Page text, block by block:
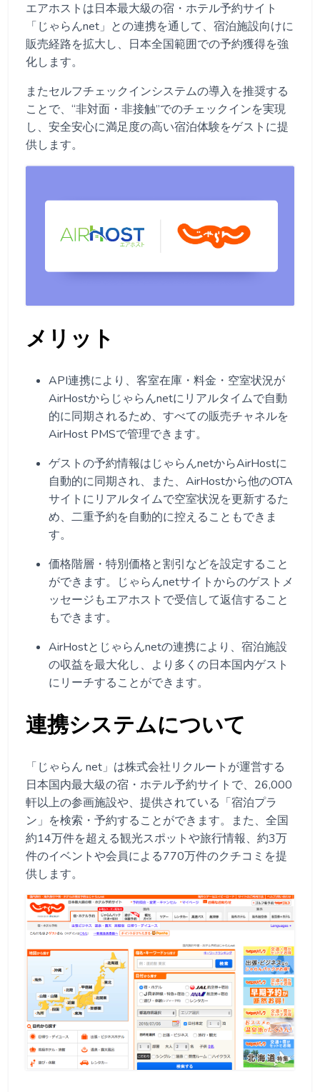
エアホストは日本最大級の宿・ホテル予約サイト
「じゃらんnet」との連携を通して、宿泊施設向けに
販売経路を拡大し、日本全国範囲での予約獲得を強
化します。
またセルフチェックインシステムの導入を推奨する
ことで、“非対面・非接触”でのチェックインを実現
し、安全安心に満足度の高い宿泊体験をゲストに提
供します。
メリット
API連携により、客室在庫・料金・空室状況が
AirHostからじゃらんnetにリアルタイムで自動
的に同期されるため、すべての販売チャネルを
AirHost PMSで管理できます。
ゲストの予約情報はじゃらんnetからAirHostに
自動的に同期され、また、AirHostから他のOTA
サイトにリアルタイムで空室状況を更新するた
め、二重予約を自動的に控えることもできま
す。
価格階層・特別価格と割引などを設定すること
ができます。じゃらんnetサイトからのゲストメ
ッセージもエアホストで受信して返信すること
もできます。
AirHostとじゃらんnetの連携により、宿泊施設
の収益を最大化し、より多くの日本国内ゲスト
にリーチすることができます。
連携システムについて
「じゃらん net」は株式会社リクルートが運営する
日本国内最大級の宿・ホテル予約サイトで、26,000
軒以上の参画施設や、提供されている「宿泊プラ
ン」を検索・予約することができます。また、全国
約14万件を超える観光スポットや旅行情報、約3万
件のイベントや会員による770万件のクチコミを提
供します。